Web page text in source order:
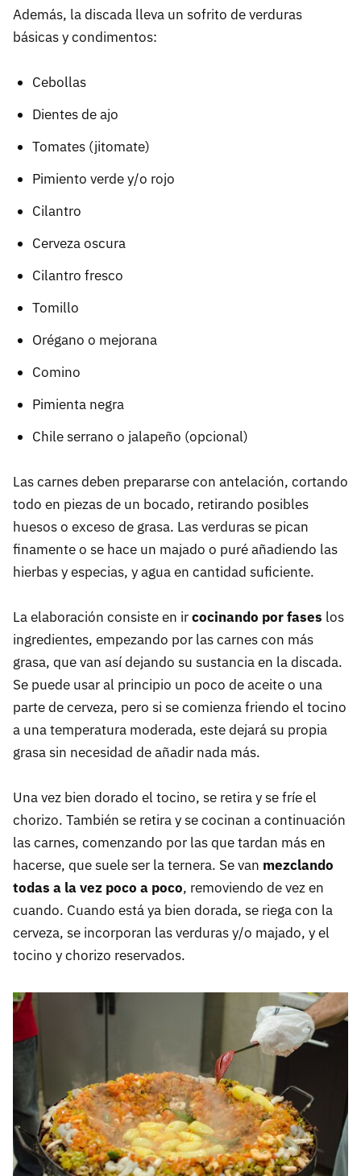
Además, la discada lleva un sofrito de verduras
básicas y condimentos:
Cebollas
Dientes de ajo
Tomates (jitomate)
Pimiento verde y/o rojo
Cilantro
Cerveza oscura
Cilantro fresco
Tomillo
Orégano o mejorana
Comino
Pimienta negra
Chile serrano o jalapeño (opcional)
Las carnes deben prepararse con antelación, cortando
todo en piezas de un bocado, retirando posibles
huesos o exceso de grasa. Las verduras se pican
finamente o se hace un majado o puré añadiendo las
hierbas y especias, y agua en cantidad suficiente.
La elaboración consiste en ircocinando por fases los
ingredientes, empezando por las carnes con más
grasa, que van así dejando su sustancia en la discada.
Se puede usar al principio un poco de aceite o una
parte de cerveza, pero si se comienza friendo el tocino
a una temperatura moderada, este dejará su propia
grasa sin necesidad de añadir nada más.
Una vez bien dorado el tocino, se retira y se fríe el
chorizo. También se retira y se cocinan a continuación
las carnes, comenzando por las que tardan más en
hacerse, que suele ser la ternera. Se van mezclando
todas a la vez poco a poco, removiendo de vez en
cuando. Cuando está ya bien dorada, se riega con la
cerveza, se incorporan las verduras y/o majado, y el
tocino y chorizo reservados.